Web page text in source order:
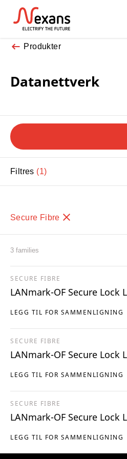
Produkter
Datanettverk
Filtres 1
Secure Fibre
3 families
LEGG TIL FOR SAMMENLIGNING
SECURE FIBRE
LANmark-OF Secure Lock
LEGG TIL FOR SAMMENLIGNING
SECURE FIBRE
LANmark-OF Secure Lock
LEGG TIL FOR SAMMENLIGNING
SECURE FIBRE
LANmark-OF Secure Lock